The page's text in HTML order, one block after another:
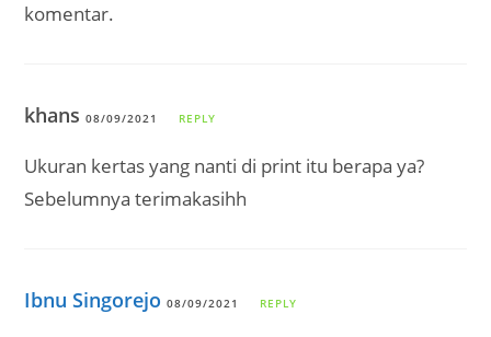
komentar.
khans08/09/2021 REPLY
Ukuran kertas yang nanti di print itu berapa ya?
Sebelumnya terimakasihh
Ibnu Singorejo 08/09/2021 REPLY